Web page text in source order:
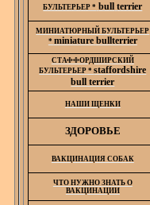
БУЛЬТЕРЬЕР * bull terrier
МИНИАТЮРНЫЙ БУЛЬТЕРЬЕР
* miniature bullterrier
СТАФФОРДШИРСКИЙ
БУЛЬТЕРЬЕР *staffordshire
bull terrier
НАШИ ЩЕНКИ
ЗДОРОВЬЕ
ВАКЦИНАЦИЯ СОБАК
ЧТО НУЖНО ЗНАТЬ О
ВАКЦИНАЦИИ